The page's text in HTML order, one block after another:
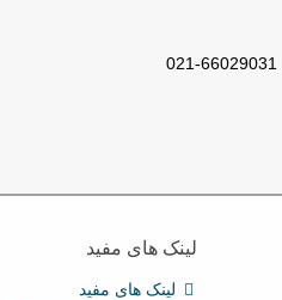
لینک های مفید
لینک های مفید